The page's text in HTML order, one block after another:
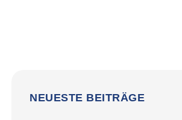
NEUESTE BEITRÄGE